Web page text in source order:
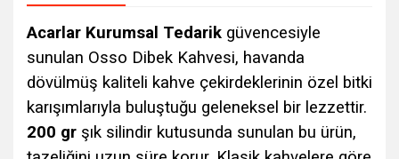
Acarlar Kurumsal Tedarik güvencesiyle
sunulan Osso Dibek Kahvesi, havanda
dövülmüş kaliteli kahve çekirdeklerinin özel bitki
karışımlarıyla buluştuğu geleneksel bir lezzettir.
200 gr şık silindir kutusunda sunulan bu ürün,